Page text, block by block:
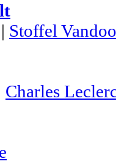
| Stoffel
Charles